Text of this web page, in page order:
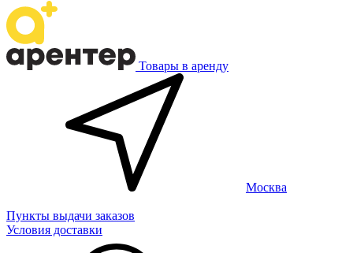
Товары в аренду
Москва
Пункты выдачи заказов
Условия доставки